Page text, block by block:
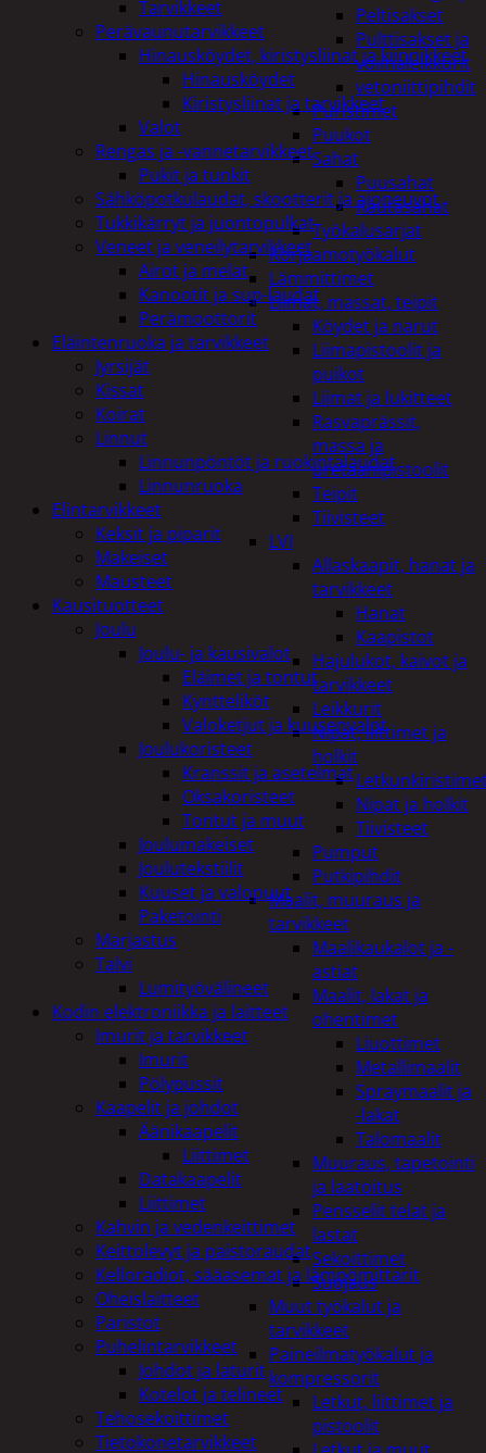
Peltisakset
Pulttisakset ja
voimaleikkurit
vetoniittipihdit
Puristimet
Puukot
Sahat
Puusahat
Rautasahat
Työkalusarjat
Korjaamotyökalut
Lämmittimet
Liimat, massat, teipit
Köydet ja narut
Liimapistoolit ja
puikot
Liimat ja lukitteet
Rasvaprässit,
massa ja
uretaanipistoolit
Teipit
Tiivisteet
LVI
Allaskaapit, hanat ja
tarvikkeet
Hanat
Kaapistot
Hajulukot, kaivot ja
tarvikkeet
Leikkurit
Nipat, liittimet ja
holkit
Nipat ja holkit
Tiivisteet
Pumput
Putkipihdit
Maalit, muuraus ja
tarvikkeet
Maalikaukalot ja -
astiat
Maalit, lakat ja
ohentimet
Liuottimet
Metallimaalit
Spraymaalit ja
-lakat
Talomaalit
Muuraus, tapetointi
ja laatoitus
Pensselit telat ja
lastat
Sekoittimet
Suojaus
Muut työkalut ja
tarvikkeet
Paineilmatyökalut ja
kompressorit
Letkut, liittimet ja
pistoolit
Tarvikkeet
Perävaunutarvikkeet
Hinausköydet, kiristysliinat ja kiinnikkeet
Hinausköydet
Kiristysliinat ja tarvikkeet
Valot
Rengas ja -vannetarvikkeet
Pukit ja tunkit
Sähköpotkulaudat, skootterit ja ajoneuvot
Tukkikärryt ja juontopulkat
Veneet ja veneilytarvikkeet
Airot ja melat
Kanootit ja sup-laudat
Perämoottorit
Eläintenruoka ja tarvikkeet
Jyrsijät
Kissat
Koirat
Linnut
Linnunpöntöt ja ruokintalaudat
Linnunruoka
Elintarvikkeet
Keksit ja piparit
Makeiset
Mausteet
Kausituotteet
Joulu
Joulu- ja kausivalot
Eläimet ja tontut
Kyntteliköt
Valoketjut ja kuusenvalot
Joulukoristeet
Kranssit ja asetelmat
Oksakoristeet
Tontut ja muut
Joulumakeiset
Joulutekstiilit
Kuuset ja valopuut
Paketointi
Marjastus
Talvi
Lumityövälineet
Kodin elektroniikka ja laitteet
Imurit ja tarvikkeet
Imurit
Pölypussit
Kaapelit ja johdot
Äänikaapelit
Liittimet
Datakaapelit
Liittimet
Kahvin ja vedenkeittimet
Keittolevyt ja paistoraudat
Kelloradiot, sääasemat ja lämpömittarit
Oheislaitteet
Paristot
Puhelintarvikkeet
Johdot ja laturit
Kotelot ja telineet
Tehosekoittimet
Tietokonetarvikkeet